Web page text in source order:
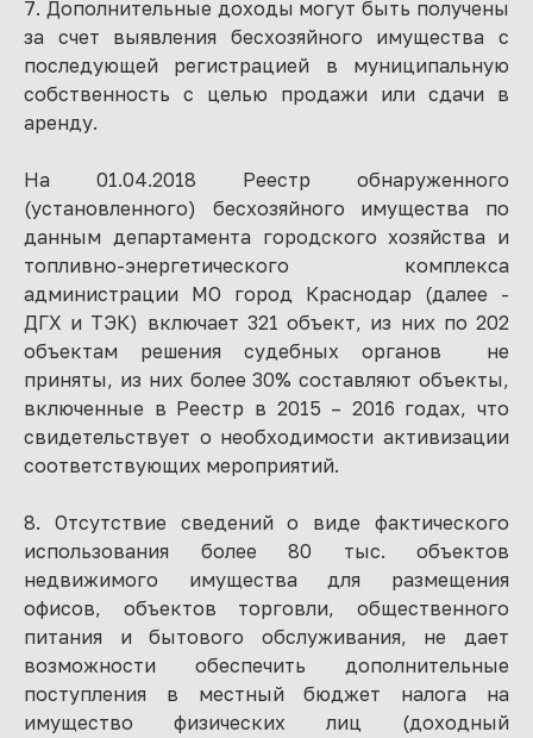
7. Дополнительные доходы могут быть получены
за счет выявления бесхозяйного имущества с
последующей регистрацией в муниципальную
собственность с целью продажи или сдачи в
аренду.
На 01.04.2018 Реестр обнаруженного
(установленного) бесхозяйного имущества по
данным департамента городского хозяйства и
топливно-энергетического комплекса
администрации МО город Краснодар (далее -
ДГХ и ТЭК) включает 321 объект, из них по 202
объектам решения судебных органов не
приняты, из них более 30% составляют объекты,
включенные в Реестр в 2015 – 2016 годах, что
свидетельствует о необходимости активизации
соответствующих мероприятий.
8. Отсутствие сведений о виде фактического
использования более 80 тыс. объектов
недвижимого имущества для размещения
офисов, объектов торговли, общественного
питания и бытового обслуживания, не дает
возможности обеспечить дополнительные
поступления в местный бюджет налога на
имущество физических лиц (доходный